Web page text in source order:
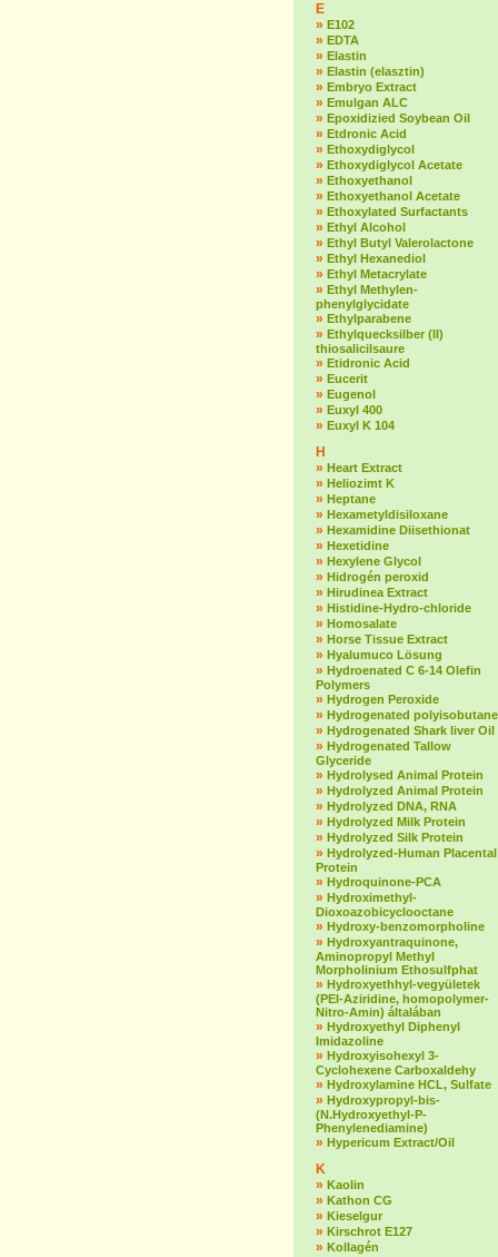
E
» E102
» EDTA
» Elastin
» Elastin (elasztin)
» Embryo Extract
» Emulgan ALC
» Epoxidizied Soybean Oil
» Etdronic Acid
» Ethoxydiglycol
» Ethoxydiglycol Acetate
» Ethoxyethanol
» Ethoxyethanol Acetate
» Ethoxylated Surfactants
» Ethyl Alcohol
» Ethyl Butyl Valerolactone
» Ethyl Hexanediol
» Ethyl Metacrylate
» Ethyl Methylen-
phenylglycidate
» Ethylparabene
» Ethylquecksilber (II)
thiosalicilsaure
» Etidronic Acid
» Eucerit
» Eugenol
» Euxyl 400
» Euxyl K 104
H
» Heart Extract
» Heliozimt K
» Heptane
» Hexametyldisiloxane
» Hexamidine Diisethionat
» Hexetidine
» Hexylene Glycol
» Hidrogén peroxid
» Hirudinea Extract
» Histidine-Hydro-chloride
» Homosalate
» Horse Tissue Extract
» Hyalumuco Lösung
» Hydroenated C 6-14 Olefin
Polymers
» Hydrogen Peroxide
» Hydrogenated polyisobutane
» Hydrogenated Shark liver Oil
» Hydrogenated Tallow
Glyceride
» Hydrolysed Animal Protein
» Hydrolyzed Animal Protein
» Hydrolyzed DNA, RNA
» Hydrolyzed Milk Protein
» Hydrolyzed Silk Protein
» Hydrolyzed-Human Placental
Protein
» Hydroquinone-PCA
» Hydroximethyl-
Dioxoazobicyclooctane
» Hydroxy-benzomorpholine
» Hydroxyantraquinone,
Aminopropyl Methyl
Morpholinium Ethosulfphat
» Hydroxyethhyl-vegyületek
(PEI-Aziridine, homopolymer-
Nitro-Amin) általában
» Hydroxyethyl Diphenyl
Imidazoline
» Hydroxyisohexyl 3-
Cyclohexene Carboxaldehy
» Hydroxylamine HCL, Sulfate
» Hydroxypropyl-bis-
(N.Hydroxyethyl-P-
Phenylenediamine)
» Hypericum Extract/Oil
K
» Kaolin
» Kathon CG
» Kieselgur
» Kirschrot E127
» Kollagén